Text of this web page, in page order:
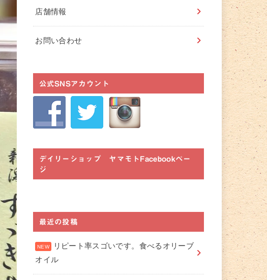
店舗情報
お問い合わせ
公式SNSアカウント
デイリーショップ ヤマモトFacebookペー
ジ
最近の投稿
リピート率スゴいです。食べるオリーブ
オイル